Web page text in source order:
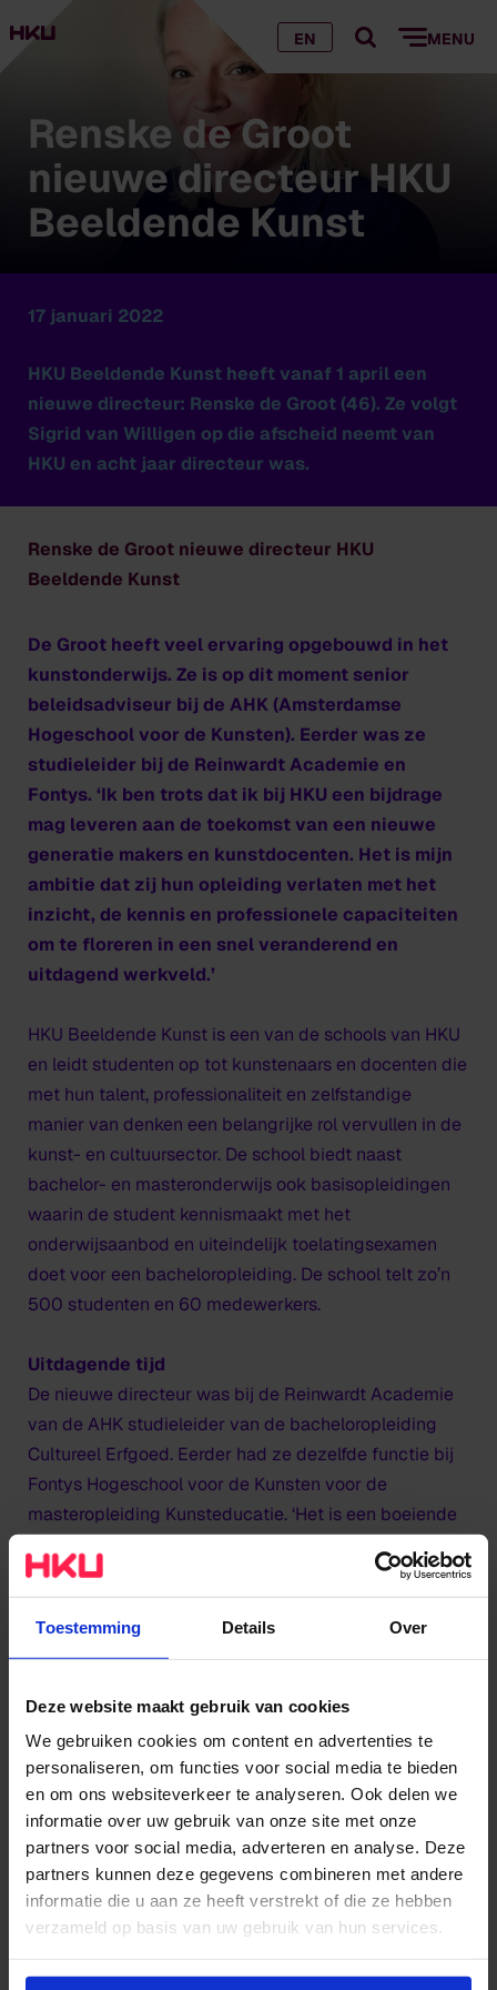
Toestemming Details Over
Deze website maakt gebruik van cookies
We gebruiken cookies om content en advertenties te
personaliseren, om functies voor social media te bieden
en om ons websiteverkeer te analyseren. Ook delen we
informatie over uw gebruik van onze site met onze
partners voor social media, adverteren en analyse. Deze
partners kunnen deze gegevens combineren met andere
informatie die u aan ze heeft verstrekt of die ze hebben
verzameld op basis van uw gebruik van hun services.
Wil je meer weten of de voorkeur aanpassen, bekijk dan
EN MENU
Renske de Groot
nieuwe directeur HKU
Beeldende Kunst
17 januari 2022
HKU Beeldende Kunst heeft vanaf 1 april een
nieuwe directeur: Renske de Groot (46). Ze volgt
Sigrid van Willigen op die afscheid neemt van
HKU en acht jaar directeur was.
Renske de Groot nieuwe directeur HKU
Beeldende Kunst
De Groot heeft veel ervaring opgebouwd in het
kunstonderwijs. Ze is op dit moment senior
beleidsadviseur bij de AHK (Amsterdamse
Hogeschool voor de Kunsten). Eerder was ze
studieleider bij de Reinwardt Academie en
Fontys. ‘Ik ben trots dat ik bij HKU een bijdrage
mag leveren aan de toekomst van een nieuwe
generatie makers en kunstdocenten. Het is mijn
ambitie dat zij hun opleiding verlaten met het
inzicht, de kennis en professionele capaciteiten
om te floreren in een snel veranderend en
uitdagend werkveld.’
HKU Beeldende Kunst is een van de schools van HKU
en leidt studenten op tot kunstenaars en docenten die
met hun talent, professionaliteit en zelfstandige
manier van denken een belangrijke rol vervullen in de
kunst- en cultuursector. De school biedt naast
bachelor- en masteronderwijs ook basisopleidingen
waarin de student kennismaakt met het
onderwijsaanbod en uiteindelijk toelatingsexamen
doet voor een bacheloropleiding. De school telt zo’n
500 studenten en 60 medewerkers.
Uitdagende tijd
De nieuwe directeur was bij de Reinwardt Academie
van de AHK studieleider van de bacheloropleiding
Cultureel Erfgoed. Eerder had ze dezelfde functie bij
Fontys Hogeschool voor de Kunsten voor de
masteropleiding Kunsteducatie. ‘Het is een boeiende
cultuursector als het hoger kunstonderwijs. Ik zie
ernaar uit om deze uitdagingen samen met een
fantastisch team aan te pakken en om mijn netwerk
en ervaring in beide werkvelden in te zetten voor een
Heleen Jumelet, vicevoorzitter van het College van
Bestuur van HKU, is enthousiast over de komst van De
Groot. ‘Ik ben blij dat Renske ons komt versterken. Ze
is iemand die graag verantwoordelijkheid neemt en
samenwerkt om ruimte te creëren voor de
talentontwikkeling van medewerkers en studenten.
Verder brengt ze belangrijke ervaring en kennis met